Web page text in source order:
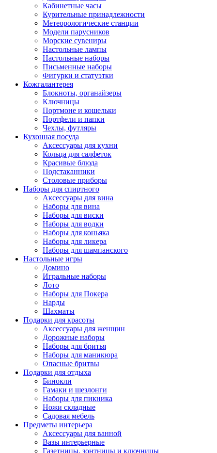
Кабинетные часы
Курительные принадлежности
Метеорологические станции
Модели парусников
Морские сувениры
Настольные лампы
Настольные наборы
Письменные наборы
Фигурки и статуэтки
Кожгалантерея
Блокноты, органайзеры
Ключницы
Портмоне и кошельки
Портфели и папки
Чехлы, футляры
Кухонная посуда
Аксессуары для кухни
Кольца для салфеток
Красивые блюда
Подстаканники
Столовые приборы
Наборы для спиртного
Аксессуары для вина
Наборы для вина
Наборы для виски
Наборы для водки
Наборы для коньяка
Наборы для ликера
Наборы для шампанского
Настольные игры
Домино
Игральные наборы
Лото
Наборы для Покера
Нарды
Шахматы
Подарки для красоты
Аксессуары для женщин
Дорожные наборы
Наборы для бритья
Наборы для маникюра
Опасные бритвы
Подарки для отдыха
Бинокли
Гамаки и шезлонги
Наборы для пикника
Ножи складные
Садовая мебель
Предметы интерьера
Аксессуары для ванной
Вазы интерьерные
Газетницы, зонтницы и ключницы